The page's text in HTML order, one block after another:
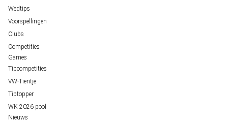
Wedtips
Voorspellingen
Clubs
Competities
Games
Tipcompetities
VW-Tientje
Tiptopper
WK 2026 pool
Nieuws